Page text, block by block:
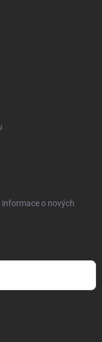
o nových